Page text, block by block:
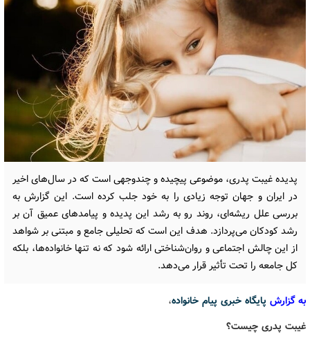
پدیده غیبت پدری، موضوعی پیچیده و چندوجهی است که در سال‌های اخیر
در ایران و جهان توجه زیادی را به خود جلب کرده است. این گزارش به
بررسی علل ریشه‌ای، روند رو به رشد این پدیده و پیامدهای عمیق آن بر
رشد کودکان می‌پردازد. هدف این است که تحلیلی جامع و مبتنی بر شواهد
از این چالش اجتماعی و روان‌شناختی ارائه شود که نه تنها خانواده‌ها، بلکه
کل جامعه را تحت تأثیر قرار می‌دهد.
به گزارش پایگاه خبری پیام خانواده،
غیبت پدری چیست؟